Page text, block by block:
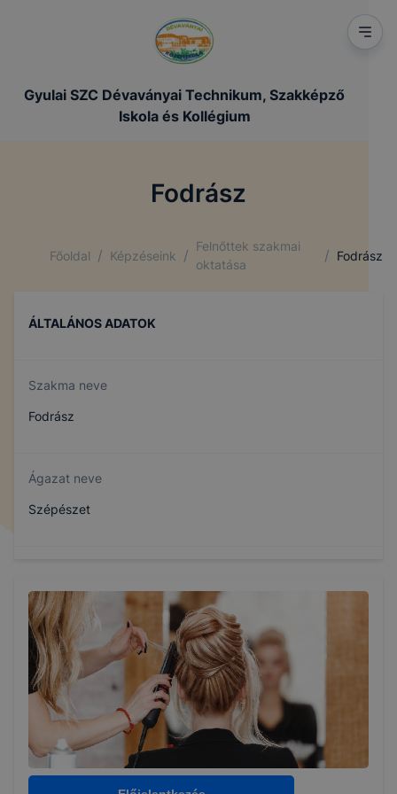
Gyulai SZC Dévaványai Technikum, Szakképző
Iskola és Kollégium
Fodrász
Főoldal / Képzéseink /
Felnőttek szakmai
oktatása
/ Fodrász
ÁLTALÁNOS ADATOK
Szakma neve
Fodrász
Ágazat neve
Szépészet
510122101
Képzés időtartama
5 év
Választható szakmairányok:
Nem válaszható